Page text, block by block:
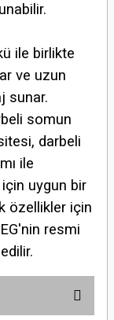
ile birlikte
ve uzun
sunar.
somun
darbeli
ile
uygun bir
özellikler için
resmi